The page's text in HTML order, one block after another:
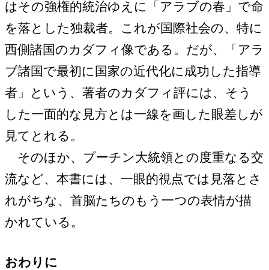
はその強権的統治ゆえに「アラブの春」で命
を落とした独裁者。これが国際社会の、特に
西側諸国のカダフィ像である。だが、「アラ
ブ諸国で最初に国家の近代化に成功した指導
者」という、著者のカダフィ評には、そう
した一面的な見方とは一線を画した眼差しが
見てとれる。
そのほか、プーチン大統領との度重なる交
流など、本書には、一眼的視点では見落とさ
れがちな、首脳たちのもう一つの表情が描
かれている。
おわりに